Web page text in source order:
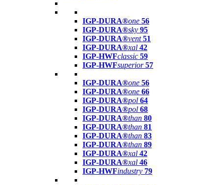
IGP-DURA®one 56
IGP-DURA®sky 95
IGP-DURA®vent 51
IGP-DURA®xal 42
IGP-HWFclassic 59
IGP-HWFsuperior 57
IGP-DURA®one 56
IGP-DURA®one 66
IGP-DURA®pol 64
IGP-DURA®pol 68
IGP-DURA®than 80
IGP-DURA®than 81
IGP-DURA®than 83
IGP-DURA®than 89
IGP-DURA®xal 42
IGP-DURA®xal 46
IGP-HWFindustry 79